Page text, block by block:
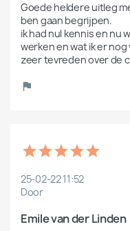
Goede heldere uitleg
ben gaan begrijpen.
ik had nul kennis en nu
werken en wat ik er nog
zeer tevreden over de
25-02-22 11:52
Door
Emile van der Linden